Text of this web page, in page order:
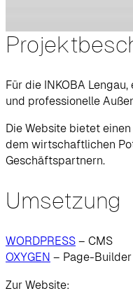
Für die INKOBA
und professionelle
Die Website bietet
dem wirtschaftlichen
Geschäftspartnern.
Umsetzung
WORDPRESS – CMS
OXYGEN – Page-Builder
Zur Website: